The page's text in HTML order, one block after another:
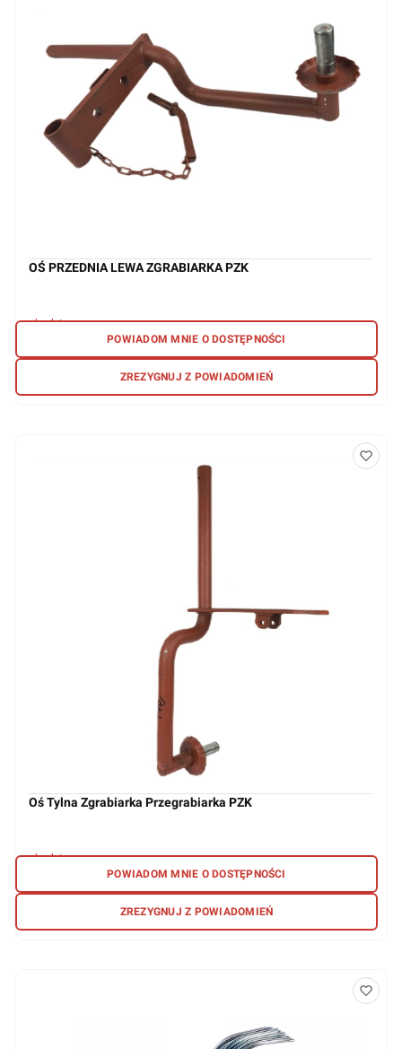
OŚ PRZEDNIA LEWA ZGRABIARKA PZK
brak towaru
147,24 zł
POWIADOM MNIE O DOSTĘPNOŚCI
ZREZYGNUJ Z POWIADOMIEŃ
Oś Tylna Zgrabiarka Przegrabiarka PZK
brak towaru
147,24 zł
POWIADOM MNIE O DOSTĘPNOŚCI
ZREZYGNUJ Z POWIADOMIEŃ